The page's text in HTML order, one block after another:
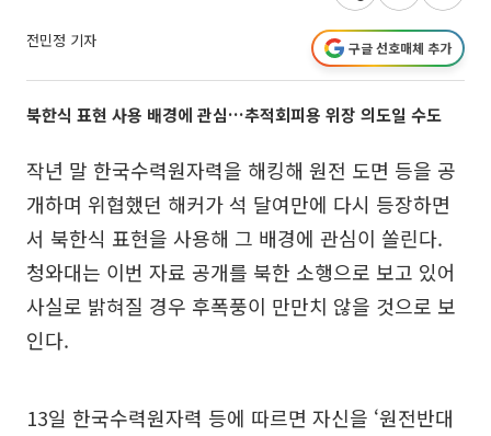
전민정 기자 구글 선호매체 추가
북한식 표현 사용 배경에 관심…추적회피용 위장 의도일 수도
작년 말 한국수력원자력을 해킹해 원전 도면 등을 공
개하며 위협했던 해커가 석 달여만에 다시 등장하면
서 북한식 표현을 사용해 그 배경에 관심이 쏠린다.
청와대는 이번 자료 공개를 북한 소행으로 보고 있어
사실로 밝혀질 경우 후폭풍이 만만치 않을 것으로 보
인다.
13일 한국수력원자력 등에 따르면 자신을 ‘원전반대